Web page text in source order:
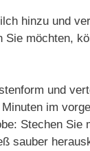
hinzu und
Sie möchten,
und
im
Stechen Sie
sauber